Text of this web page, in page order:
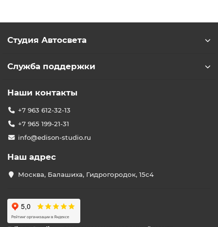
Студия Автосвета
Служба поддержки
Наши контакты
+7 963 612-32-13
+7 965 199-21-31
info@edison-studio.ru
Наш адрес
Москва, Балашиха, Гидрогородок, 15с4